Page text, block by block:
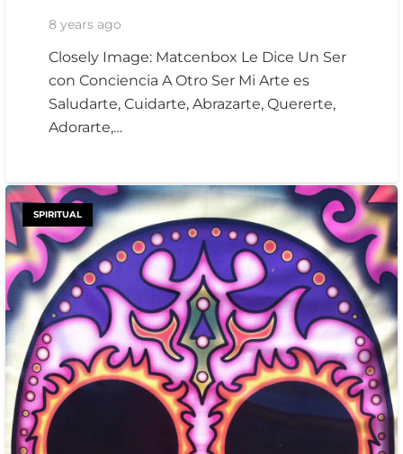
8 years ago
Closely Image: Matcenbox Le Dice Un Ser
con Conciencia A Otro Ser Mi Arte es
Saludarte, Cuidarte, Abrazarte, Quererte,
Adorarte,…
SPIRITUAL